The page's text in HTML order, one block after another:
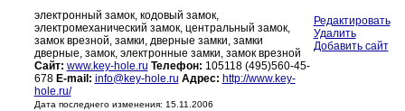
электронный замок, кодовый замок,
электромеханический замок, центральный замок,
замок врезной, замки, дверные замки, замки
дверные, замок, электронные замки, замок врезной
Сайт: www.key-hole.ru Телефон: 105118 (495)560-45-
678 E-mail: info@key-hole.ru Адрес: http://www.key-
hole.ru/
Дата последнего изменения: 15.11.2006
Редактировать
Удалить
Добавить сайт